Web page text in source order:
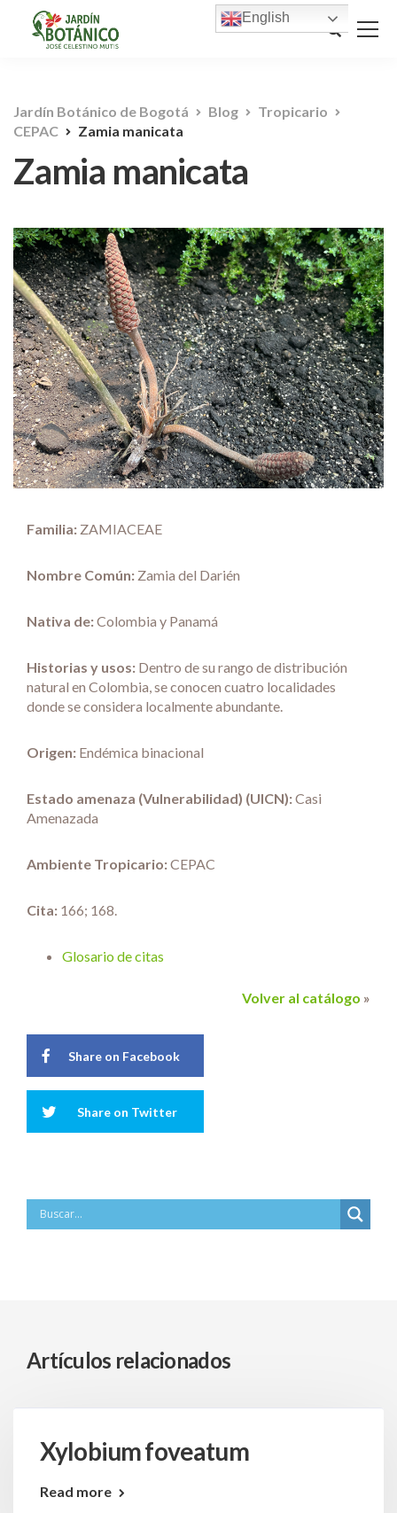
Jardín Botánico de Bogotá Blog
Tropicario
CEPAC
Zamia manicata
Zamia manicata
Familia: ZAMIACEAE
Nombre Común: Zamia del Darién
Nativa de:Colombia y Panamá
Historias y usos: Dentro de su rango de distribución
natural en Colombia, se conocen cuatro localidades
donde se considera localmente abundante.
Origen: Endémica binacional
Estado amenaza (Vulnerabilidad) (UICN):Casi
Amenazada
Ambiente Tropicario:CEPAC
Cita: 166; 168.
Glosario de citas
Volver al catálogo »
Share on Facebook
Share on Twitter
Artículos relacionados
Xylobium foveatum
Read more
English